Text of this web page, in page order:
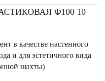
Ф100 10
в качестве настенного
и для эстетичного вида
шахты)